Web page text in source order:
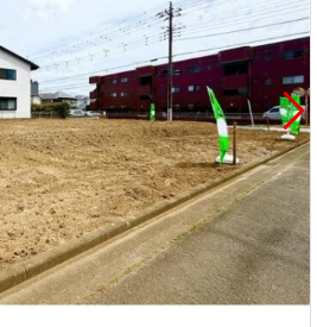
住宅ロー
ンシミュ
レーショ
ン
住まい1プ
ラス（お
役立ちコ
ラム）
周辺相場
検索
住まい1プ
ラス（お
役立ちコ
ラム）
売却ガイ
ド